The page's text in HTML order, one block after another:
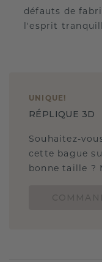
défauts de
l'esprit
UNIQUE !
RÉPLIQUE 3D
Souhaitez-
cette bague
bonne taille ?